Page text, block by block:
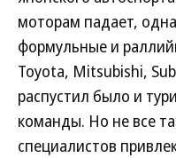
моторам падает,
формульные и
Toyota, Mitsubishi,
распустил было и
команды. Но не все
специалистов